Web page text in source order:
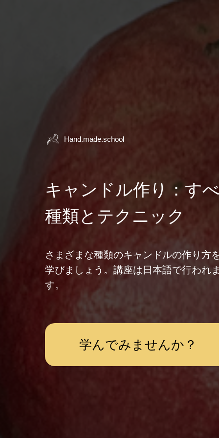
さまざまな種類のキャンドルの作り方
学びましょう。講座は日本語で行われ
す。
学んでみませんか？
キャンドル作り：す
種類とテクニック
Hand.made.school